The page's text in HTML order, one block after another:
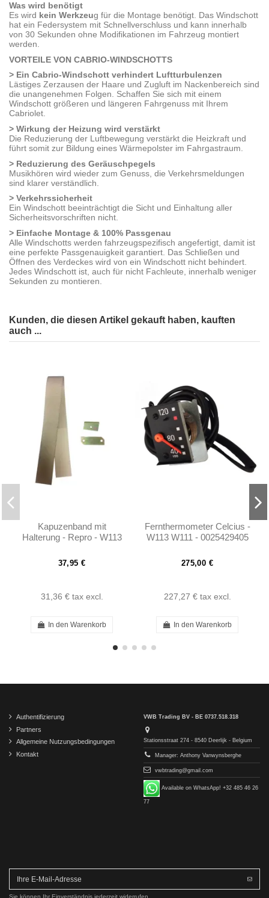
Was wird benötigt
Es wird kein Werkzeug für die Montage benötigt. Das Windschott
hat ein Federsystem mit Schnellverschluss und kann innerhalb
von 30 Sekunden ohne Modifikationen im Fahrzeug montiert
werden.
VORTEILE VON CABRIO-WINDSCHOTTS
> Ein Cabrio-Windschott verhindert Luftturbulenzen
Lästiges Zerzausen der Haare und Zugluft im Nackenbereich sind
die unangenehmen Folgen. Schaffen Sie sich mit einem
Windschott größeren und längeren Fahrgenuss mit Ihrem
Cabriolet.
> Wirkung der Heizung wird verstärkt
Die Reduzierung der Luftbewegung verstärkt die Heizkraft und
führt somit zur Bildung eines Wärmepolster im Fahrgastraum.
> Reduzierung des Geräuschpegels
Musikhören wird wieder zum Genuss, die Verkehrsmeldungen
sind klarer verständlich.
> Verkehrssicherheit
Ein Windschott beeinträchtigt die Sicht und Einhaltung aller
Sicherheitsvorschriften nicht.
> Einfache Montage & 100% Passgenau
Alle Windschotts werden fahrzeugspezifisch angefertigt, damit ist
eine perfekte Passgenauigkeit garantiert. Das Schließen und
Öffnen des Verdeckes wird von ein Windschott nicht behindert.
Jedes Windschott ist, auch für nicht Fachleute, innerhalb weniger
Sekunden zu montieren.
Kunden, die diesen Artikel gekauft haben, kauften
auch ...
Kapuzenband mit
Halterung - Repro - W113
37,95 €
31,36 € tax excl.
In den Warenkorb
Fernthermometer Celcius -
W113 W111 - 0025429405
275,00 €
227,27 € tax excl.
In den Warenkorb
Authentifizierung
Partners
Allgemeine Nutzungsbedingungen
Kontakt
VWB Trading BV - BE 0737.518.318
Stationsstraat 274 - 8540 Deerlijk - Belgium
Manager: Anthony Vanwynsberghe
vwbtrading@gmail.com
Available on WhatsApp! +32 485 46 26
77
Sie können Ihr Einverständnis jederzeit widerrufen.